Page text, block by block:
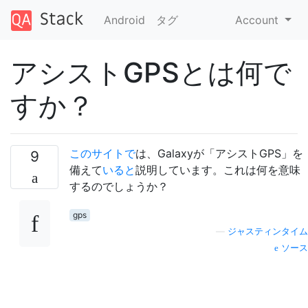
Android タグ Account
アシストGPSとは何で
すか？
9 このサイトでは、Galaxyが「アシストGPS」を
備えていると説明しています。これは何を意味
するのでしょうか？
gps
ジャスティンタイム
ソース